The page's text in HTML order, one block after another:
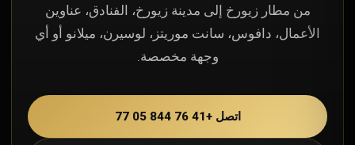
من مطار زيورخ إلى مدينة زيورخ، الفنادق، عناوين
الأعمال، دافوس، سانت موريتز، لوسيرن، ميلانو أو أي
وجهة مخصصة.
اتصل +41 76 844 05 77